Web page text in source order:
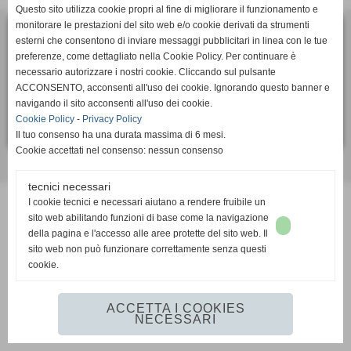
ASD Calcio Femminile SUPERBA
via Bartolomeo Bianco 6, 16127 - Genova (GE)
P.I. 01405910991
Tel. 010 2391106
segreteria.sportiva@superbacalcio.it
Questo sito utilizza cookie propri al fine di migliorare il funzionamento e
monitorare le prestazioni del sito web e/o cookie derivati da strumenti
esterni che consentono di inviare messaggi pubblicitari in linea con le tue
preferenze, come dettagliato nella Cookie Policy. Per continuare è
necessario autorizzare i nostri cookie. Cliccando sul pulsante
ACCONSENTO, acconsenti all'uso dei cookie. Ignorando questo banner e
navigando il sito acconsenti all'uso dei cookie.
Cookie Policy - Privacy Policy
Il tuo consenso ha una durata massima di 6 mesi.
Cookie accettati nel consenso: nessun consenso
tecnici necessari
I cookie tecnici e necessari aiutano a rendere fruibile un
sito web abilitando funzioni di base come la navigazione
della pagina e l'accesso alle aree protette del sito web. Il
sito web non può funzionare correttamente senza questi
cookie.
ACCETTA I COOKIES
NECESSARI